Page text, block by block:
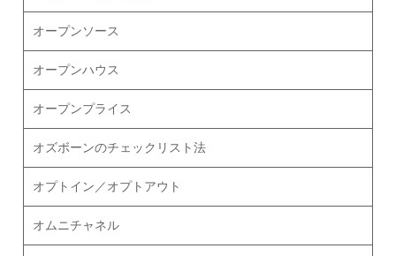
オープンソース
オープンハウス
オープンプライス
オズボーンのチェックリスト法
オプトイン／オプトアウト
オムニチャネル